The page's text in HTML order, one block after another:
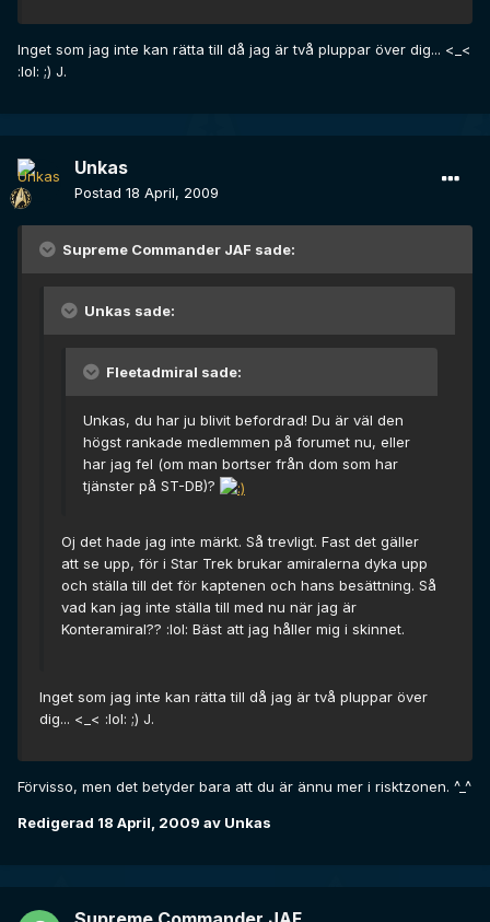
Inget som jag inte kan rätta till då jag är två pluppar över dig... <_<
:lol: ;) J.
Unkas
Postad 18 April, 2009
Supreme Commander JAF sade:
Unkas sade:
Fleetadmiral sade:
Unkas, du har ju blivit befordrad! Du är väl den
högst rankade medlemmen på forumet nu, eller
har jag fel (om man bortser från dom som har
tjänster på ST-DB)?
Oj det hade jag inte märkt. Så trevligt. Fast det gäller
att se upp, för i Star Trek brukar amiralerna dyka upp
och ställa till det för kaptenen och hans besättning. Så
vad kan jag inte ställa till med nu när jag är
Konteramiral?? :lol: Bäst att jag håller mig i skinnet.
Inget som jag inte kan rätta till då jag är två pluppar över
dig... <_< :lol: ;) J.
Förvisso, men det betyder bara att du är ännu mer i risktzonen. ^_^
Redigerad 18 April, 2009 av Unkas